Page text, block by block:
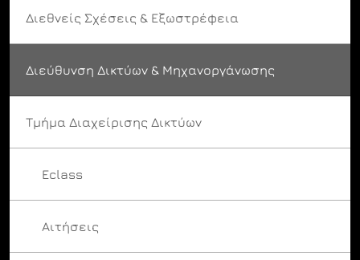
Διεθνείς Σχέσεις & Εξωστρέφεια
Διεύθυνση Δικτύων & Μηχανοργάνωσης
Τμήμα Διαχείρισης Δικτύων
Eclass
Αιτήσεις